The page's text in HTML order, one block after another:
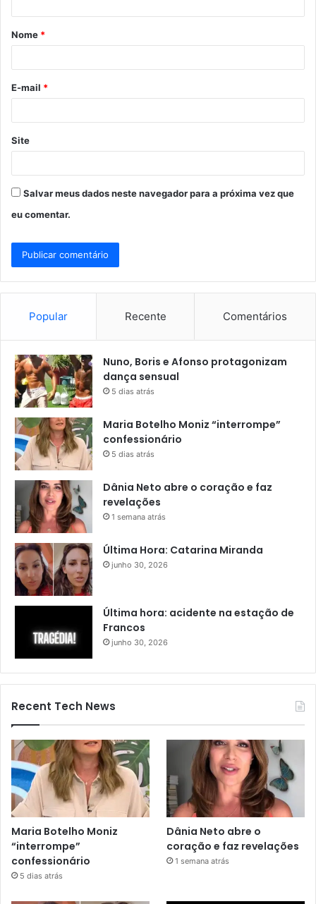
á
r
*
Nome *
E-mail *
Site
Salvar meus dados neste navegador para a próxima vez que
eu comentar.
Popular Recente Comentários
Nuno, Boris e Afonso protagonizam
dança sensual
5 dias atrás
Maria Botelho Moniz “interrompe”
confessionário
5 dias atrás
Dânia Neto abre o coração e faz
revelações
1 semana atrás
Última Hora: Catarina Miranda
junho 30, 2026
Última hora: acidente na estação de
Francos
junho 30, 2026
Recent Tech News
Maria Botelho Moniz
“interrompe”
confessionário
5 dias atrás
Dânia Neto abre o
coração e faz revelações
1 semana atrás